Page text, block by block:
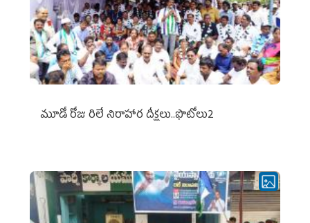
మూడో రోజు రిలే నిరాహార దీక్షలు..ఫొటోలు2